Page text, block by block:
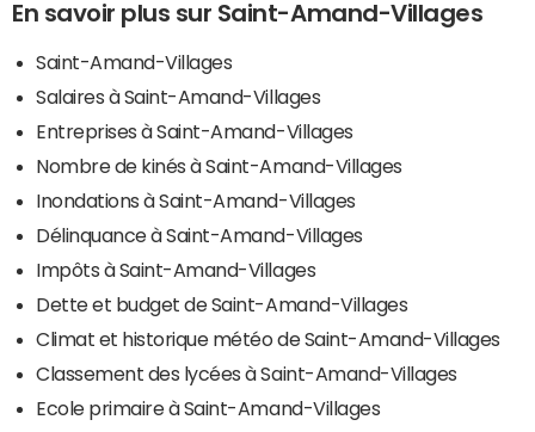
En savoir plus sur Saint-Amand-Villages
Saint-Amand-Villages
Salaires à Saint-Amand-Villages
Entreprises à Saint-Amand-Villages
Nombre de kinés à Saint-Amand-Villages
Inondations à Saint-Amand-Villages
Délinquance à Saint-Amand-Villages
Impôts à Saint-Amand-Villages
Dette et budget de Saint-Amand-Villages
Climat et historique météo de Saint-Amand-Villages
Classement des lycées à Saint-Amand-Villages
Ecole primaire à Saint-Amand-Villages